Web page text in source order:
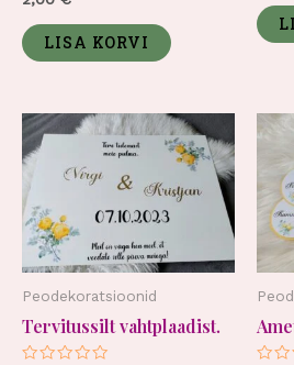
0
5
LISA KORVI
5
Peodekoratsioonid
Tervitussilt vahtplaadist.